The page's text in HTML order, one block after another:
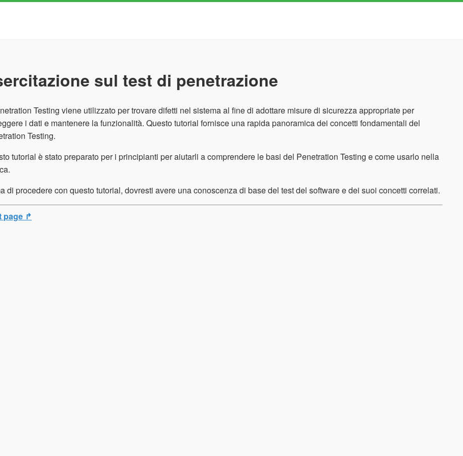
sul test di penetrazione
Testing viene utilizzato per trovare difetti nel sistema al fine di adottare misure di sicurezza appropriate per
i dati e mantenere la funzionalità. Questo tutorial fornisce una rapida panoramica dei concetti fondamentali del
Testing.
tutorial è stato preparato per i principianti per aiutarli a comprendere le basi del Penetration Testing e come usarlo nella
di procedere con questo tutorial, dovresti avere una conoscenza di base del test del software e dei suoi concetti correlati.
page ↱